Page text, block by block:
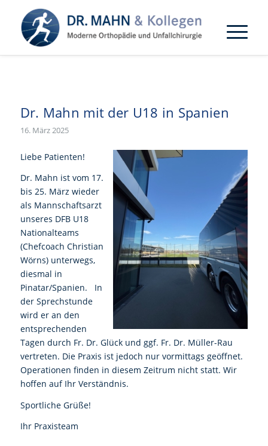
Dr. Mahn mit der U18 in Spanien
16. März 2025
Liebe Patienten!
Dr. Mahn ist vom 17.
bis 25. März wieder
als Mannschaftsarzt
unseres DFB U18
Nationalteams
(Chefcoach Christian
Wörns) unterwegs,
diesmal in
Pinatar/Spanien. In
der Sprechstunde
wird er an den
entsprechenden
Tagen durch Fr. Dr. Glück und ggf. Fr. Dr. Müller-Rau
vertreten. Die Praxis ist jedoch nur vormittags geöffnet.
Operationen finden in diesem Zeitrum nicht statt. Wir
hoffen auf Ihr Verständnis.
Sportliche Grüße!
Ihr Praxisteam